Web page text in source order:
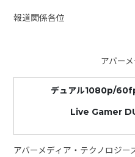
報道関係各位
アバー
デュアル1080p/
Live Gamer
アバーメディア・テクノロジー